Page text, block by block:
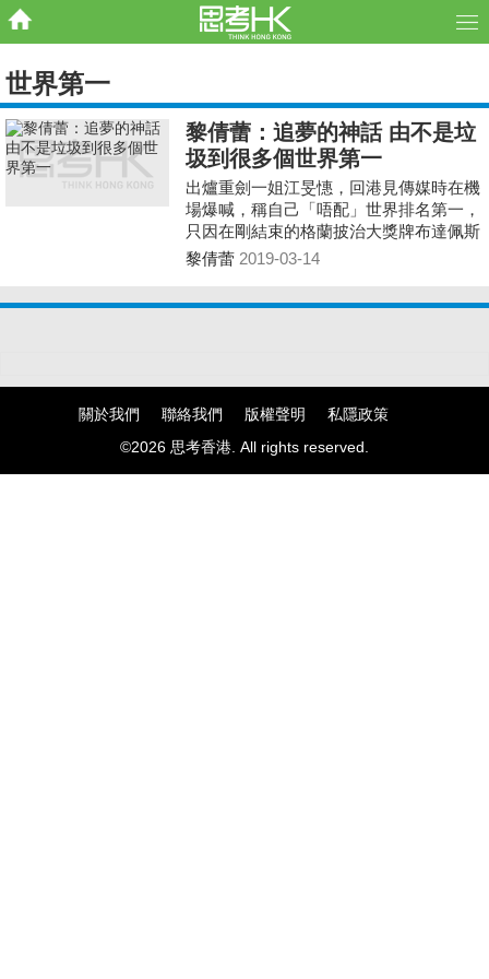
世界第一
黎倩蕾：追夢的神話 由不是垃
圾到很多個世界第一
出爐重劍一姐江旻憓，回港見傳媒時在機
場爆喊，稱自己「唔配」世界排名第一，
只因在剛結束的格蘭披治大獎牌布達佩斯
站「打得好差」……
黎倩蕾 2019-03-14
關於我們 聯絡我們 版權聲明
私隱政策
©2026 思考香港. All rights reserved.